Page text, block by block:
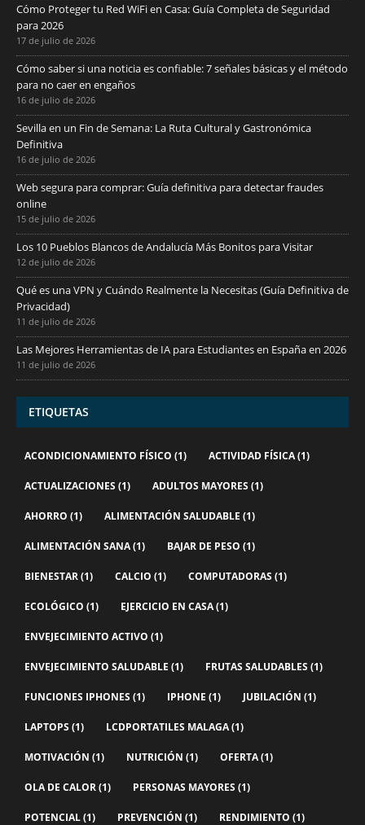
Cómo Proteger tu Red WiFi en Casa: Guía Completa de Seguridad
para 2026
17 de julio de 2026
Cómo saber si una noticia es confiable: 7 señales básicas y el método
para no caer en engaños
16 de julio de 2026
Sevilla en un Fin de Semana: La Ruta Cultural y Gastronómica
Definitiva
16 de julio de 2026
Web segura para comprar: Guía definitiva para detectar fraudes
online
15 de julio de 2026
Los 10 Pueblos Blancos de Andalucía Más Bonitos para Visitar
12 de julio de 2026
Qué es una VPN y Cuándo Realmente la Necesitas (Guía Definitiva de
Privacidad)
11 de julio de 2026
Las Mejores Herramientas de IA para Estudiantes en España en 2026
11 de julio de 2026
ETIQUETAS
ACONDICIONAMIENTO FÍSICO (1) ACTIVIDAD FÍSICA(1)
ACTUALIZACIONES (1) ADULTOS MAYORES (1)
AHORRO (1) ALIMENTACIÓN SALUDABLE (1)
ALIMENTACIÓN SANA(1) BAJAR DE PESO (1)
BIENESTAR(1) CALCIO (1) COMPUTADORAS (1)
ECOLÓGICO (1) EJERCICIO EN CASA(1)
ENVEJECIMIENTO ACTIVO (1)
ENVEJECIMIENTO SALUDABLE (1) FRUTAS SALUDABLES (1)
FUNCIONES IPHONES (1) IPHONE (1) JUBILACIÓN (1)
LAPTOPS (1) LCDPORTATILES MALAGA(1)
MOTIVACIÓN (1) NUTRICIÓN (1) OFERTA(1)
OLA DE CALOR(1) PERSONAS MAYORES (1)
POTENCIAL(1) PREVENCIÓN (1) RENDIMIENTO (1)